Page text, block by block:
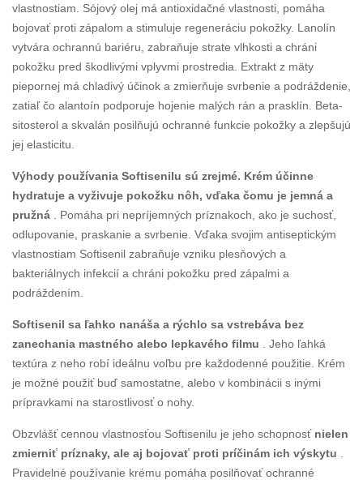
vlastnostiam. Sójový olej má antioxidačné vlastnosti, pomáha
bojovať proti zápalom a stimuluje regeneráciu pokožky. Lanolín
vytvára ochrannú bariéru, zabraňuje strate vlhkosti a chráni
pokožku pred škodlivými vplyvmi prostredia. Extrakt z mäty
piepornej má chladivý účinok a zmierňuje svrbenie a podráždenie,
zatiaľ čo alantoín podporuje hojenie malých rán a prasklín. Beta-
sitosterol a skvalán posilňujú ochranné funkcie pokožky a zlepšujú
jej elasticitu.
Výhody používania Softisenilu sú zrejmé. Krém účinne
hydratuje a vyživuje pokožku nôh, vďaka čomu je jemná a
pružná . Pomáha pri nepríjemných príznakoch, ako je suchosť,
odlupovanie, praskanie a svrbenie. Vďaka svojim antiseptickým
vlastnostiam Softisenil zabraňuje vzniku plesňových a
bakteriálnych infekcií a chráni pokožku pred zápalmi a
podráždením.
Softisenil sa ľahko nanáša a rýchlo sa vstrebáva bez
zanechania mastného alebo lepkavého filmu . Jeho ľahká
textúra z neho robí ideálnu voľbu pre každodenné použitie. Krém
je možné použiť buď samostatne, alebo v kombinácii s inými
prípravkami na starostlivosť o nohy.
Obzvlášť cennou vlastnosťou Softisenilu je jeho schopnosť nielen
zmierniť príznaky, ale aj bojovať proti príčinám ich výskytu
Pravidelné používanie krému pomáha posilňovať ochranné